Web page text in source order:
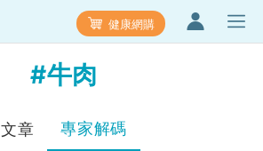
健康網購
#牛肉
文章 專家解碼